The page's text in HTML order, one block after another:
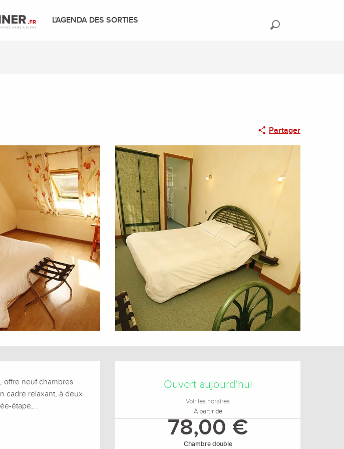
L'AGENDA DES SORTIES
Partager
Ouverture et
Ouvert aujourd'hui
Voir les horaires
À partir de
78,00 €
Chambre double
offre neuf chambres
cadre relaxant, à deux
étape,...